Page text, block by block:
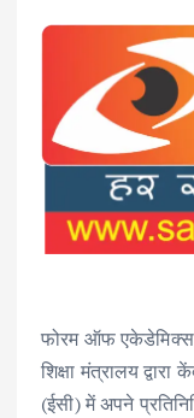
फोरम ऑफ
शिक्षा मंत्रालय द्वारा
(ईसी) में अपने